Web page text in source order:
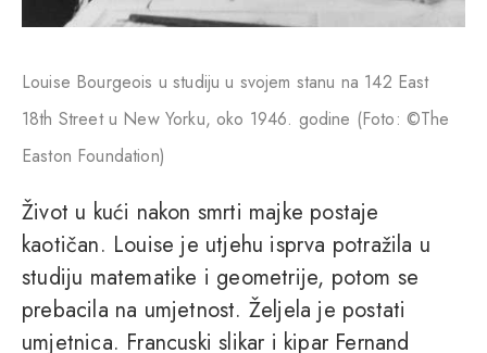
Louise Bourgeois u studiju u svojem stanu na 142 East
18th Street u New Yorku, oko 1946. godine (Foto: ©The
Easton Foundation)
Život u kući nakon smrti majke postaje
kaotičan. Louise je utjehu isprva potražila u
studiju matematike i geometrije, potom se
prebacila na umjetnost. Željela je postati
umjetnica. Francuski slikar i kipar Fernand